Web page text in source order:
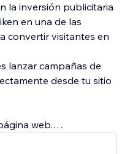
la inversión publicitaria
en una de las
convertir visitantes en
lanzar campañas de
desde tu sitio
web.